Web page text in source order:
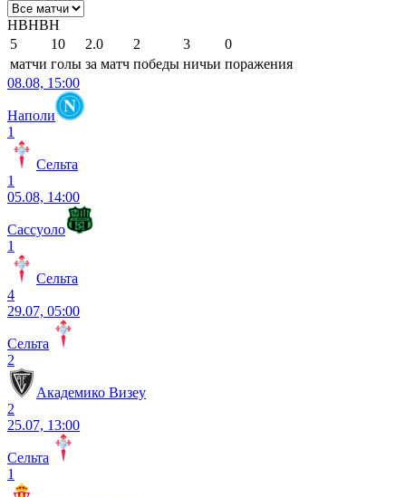
НВНВН
5
10 2.0 2 3
0
матчи голы за матч победы ничьи поражения
08.08, 15:00
Наполи
1
Сельта
1
05.08, 14:00
Сассуоло
1
Сельта
4
29.07, 05:00
Сельта
2
Академико Визеу
2
25.07, 13:00
Сельта
1